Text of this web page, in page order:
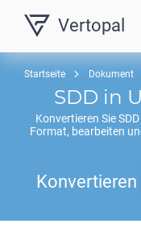
Vertopal
Startseite Dokument
SDD in
Konvertieren SieSDD
Format, bearbeiten
Konvertieren